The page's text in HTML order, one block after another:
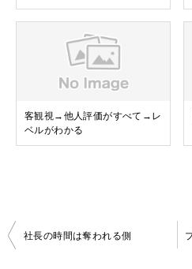
客観視→他人評価がすべて→レ
ベルがわかる
投
社長の時間は奪われる側